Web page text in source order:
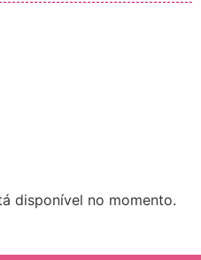
disponível no momento.